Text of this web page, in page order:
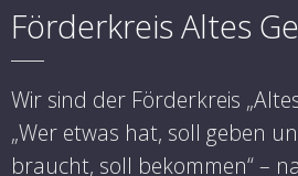
Förderkreis Altes
Wir sind der Förderkreis
„Wer etwas hat, soll geben
braucht, soll bekommen“ –